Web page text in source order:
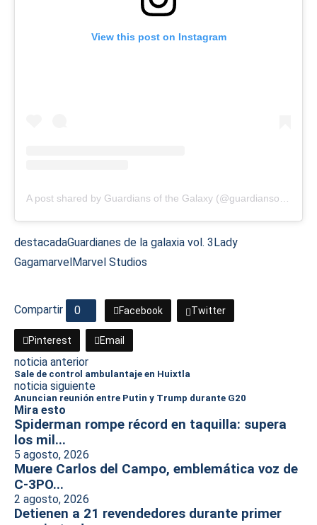
View this post on Instagram
destacadaGuardianes de la galaxia vol. 3Lady
GagamarvelMarvel Studios
Compartir 0 Facebook Twitter
Pinterest Email
noticia anterior
Sale de control ambulantaje en Huixtla
noticia siguiente
Anuncian reunión entre Putin y Trump durante G20
Mira esto
Spiderman rompe récord en taquilla: supera
los mil...
5 agosto, 2026
Muere Carlos del Campo, emblemática voz de
C-3PO...
2 agosto, 2026
Detienen a 21 revendedores durante primer